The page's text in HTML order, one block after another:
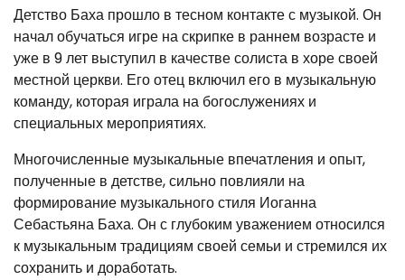
Детство Баха прошло в тесном контакте с музыкой. Он
начал обучаться игре на скрипке в раннем возрасте и
уже в 9 лет выступил в качестве солиста в хоре своей
местной церкви. Его отец включил его в музыкальную
команду, которая играла на богослужениях и
специальных мероприятиях.
Многочисленные музыкальные впечатления и опыт,
полученные в детстве, сильно повлияли на
формирование музыкального стиля Иоганна
Себастьяна Баха. Он с глубоким уважением относился
к музыкальным традициям своей семьи и стремился их
сохранить и доработать.